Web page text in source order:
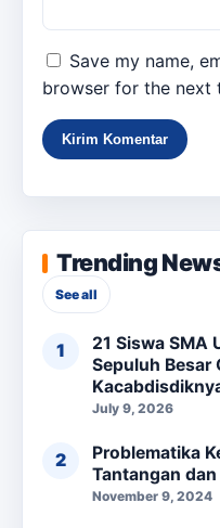
Save my name,
browser for the next
Trending
See all
21 Siswa SMA
Sepuluh Besar
July 9, 2026
Problematika
Tantangan
November 9, 2024